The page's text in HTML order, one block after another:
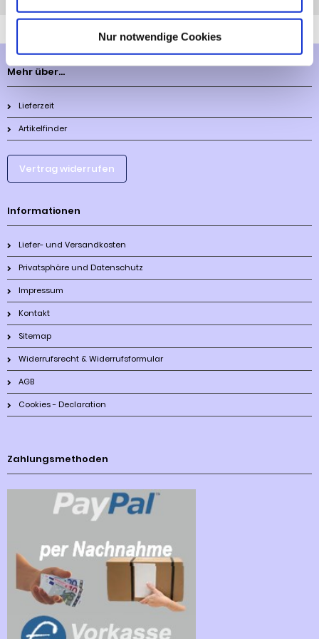
Nur notwendige Cookies
Mehr über...
Lieferzeit
Artikelfinder
Vertrag widerrufen
Informationen
Liefer- und Versandkosten
Privatsphäre und Datenschutz
Impressum
Kontakt
Sitemap
Widerrufsrecht & Widerrufsformular
AGB
Cookies - Declaration
Zahlungsmethoden